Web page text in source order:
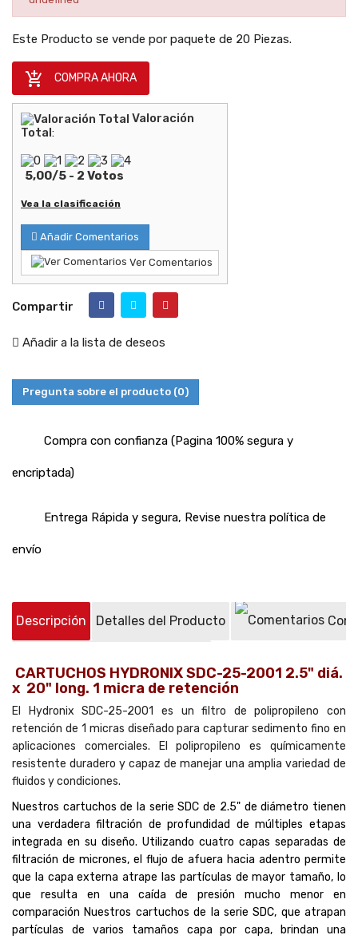
Este Producto se vende por paquete de 20 Piezas.
 COMPRA AHORA
Valoración
Total:
5,00/5 - 2 Votos
Vea la clasificación
Añadir Comentarios
Ver Comentarios
Compartir
Añadir a la lista de deseos
Pregunta sobre el producto (0)
Compra con confianza (Pagina 100% segura y
encriptada)
Entrega Rápida y segura, Revise nuestra política de
envío
Descripción Detalles del Producto
CARTUCHOS HYDRONIX SDC-25-2001 2.5" diá.
x 20" long. 1 micra de retención
El Hydronix SDC-25-2001 es un filtro de polipropileno con
retención de 1 micras diseñado para capturar sedimento fino en
aplicaciones comerciales. El polipropileno es químicamente
resistente duradero y capaz de manejar una amplia variedad de
fluidos y condiciones.
Nuestros cartuchos de la serie SDC de 2.5" de diámetro tienen
una verdadera filtración de profundidad de múltiples etapas
integrada en su diseño. Utilizando cuatro capas separadas de
filtración de micrones, el flujo de afuera hacia adentro permite
que la capa externa atrape las partículas de mayor tamaño, lo
que resulta en una caída de presión mucho menor en
comparación Nuestros cartuchos de la serie SDC, que atrapan
partículas de varios tamaños capa por capa, brindan una